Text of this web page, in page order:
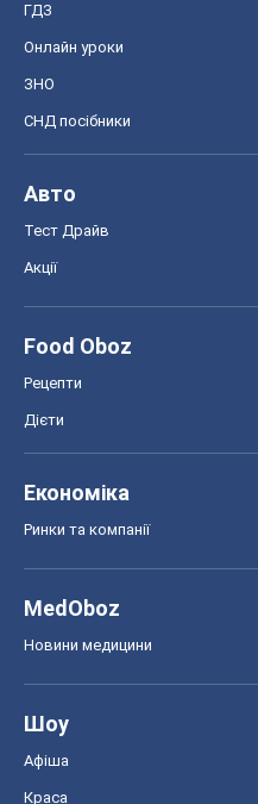
ГДЗ
Онлайн уроки
ЗНО
СНД посібники
Авто
Тест Драйв
Акції
Food Oboz
Рецепти
Дієти
Економіка
Ринки та компанії
MedOboz
Новини медицини
Шоу
Афіша
Краса